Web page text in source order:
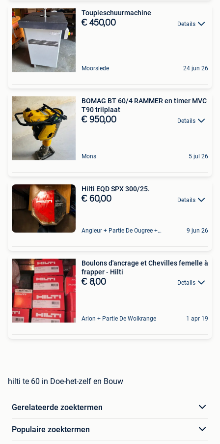
Toupieschuurmachine
€ 450,00 Details
Moorslede 24 jun 26
BOMAG BT 60/4 RAMMER en timer MVC
T90 trilplaat
€ 950,00 Details
Mons 5 jul 26
Hilti EQD SPX 300/25.
€ 60,00 Details
Angleur + Partie De Ougree + Partie De Tilff Et De Embourg 9 jun 26
Boulons d'ancrage et Chevilles femelle à
frapper - Hilti
€ 8,00 Details
Arlon + Partie De Wolkrange 1 apr 19
hilti te 60 in Doe-het-zelf en Bouw
Gerelateerde zoektermen
Populaire zoektermen